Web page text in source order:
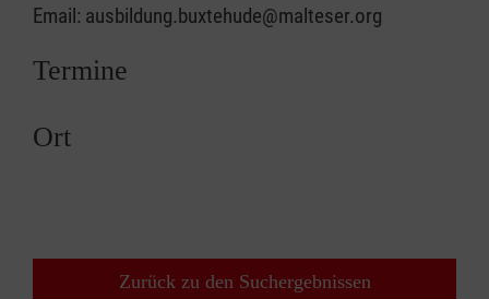
Email: ausbildung.buxtehude@malteser.org
Termine
Ort
Zurück zu den Suchergebnissen